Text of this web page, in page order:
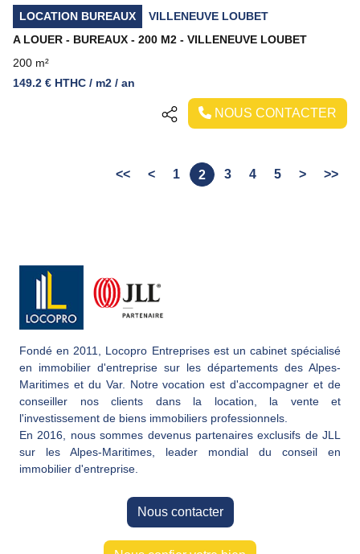
LOCATION BUREAUX
VILLENEUVE LOUBET
A LOUER - BUREAUX - 200 M2 - VILLENEUVE LOUBET
200 m²
149.2 € HTHC / m2 / an
NOUS CONTACTER
<< < 1 2 3 4 5 > >>
Fondé en 2011, Locopro Entreprises est un cabinet spécialisé
en immobilier d'entreprise sur les départements des Alpes-
Maritimes et du Var. Notre vocation est d'accompagner et de
conseiller nos clients dans la location, la vente et
l'investissement de biens immobiliers professionnels.
En 2016, nous sommes devenus partenaires exclusifs de JLL
sur les Alpes-Maritimes, leader mondial du conseil en
immobilier d'entreprise.
Nous contacter